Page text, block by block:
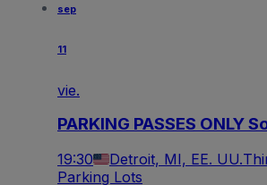
sep
11
vie.
PARKING PASSES ONLY
19:30 Detroit, MI, EE. UU.
Parking Lots